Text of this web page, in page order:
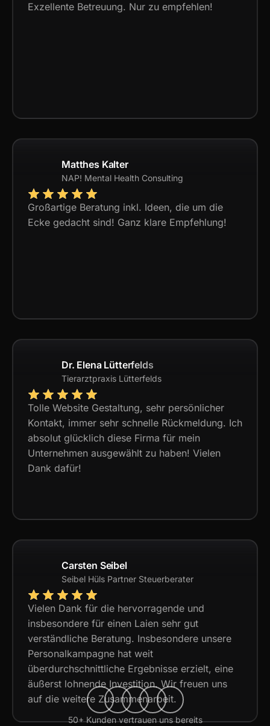
Exzellente Betreuung. Nur zu empfehlen!
Matthes Kalter
NAP! Mental Health Consulting
Großartige Beratung inkl. Ideen, die um die
Ecke gedacht sind! Ganz klare Empfehlung!
Dr. Elena Lütterfelds
Tierarztpraxis Lütterfelds
Tolle Website Gestaltung, sehr persönlicher
Kontakt, immer sehr schnelle Rückmeldung. Ich
absolut glücklich diese Firma für mein
Unternehmen ausgewählt zu haben! Vielen
Dank dafür!
Carsten Seibel
Seibel Hüls Partner Steuerberater
Vielen Dank für die hervorragende und
insbesondere für einen Laien sehr gut
verständliche Beratung. Insbesondere unsere
Personalkampagne hat weit
überdurchschnittliche Ergebnisse erzielt, eine
äußerst lohnende Investition. Wir freuen uns
auf die weitere Zusammenarbeit.
50+ Kunden vertrauen uns bereits